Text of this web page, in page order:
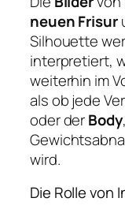
neuen Frisur
Silhouette
interpretiert,
weiterhin im
als ob jede
oder derBody
wird.
Die Rolle von